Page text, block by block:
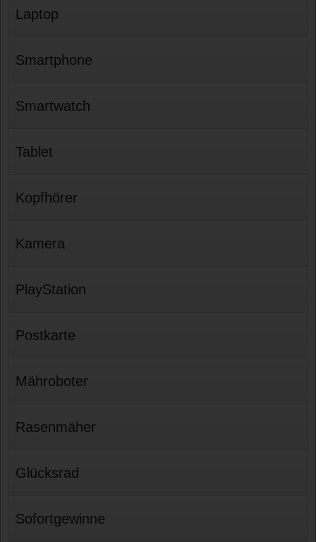
Laptop
Smartphone
Smartwatch
Tablet
Kopfhörer
Kamera
PlayStation
Postkarte
Mähroboter
Rasenmäher
Glücksrad
Sofortgewinne